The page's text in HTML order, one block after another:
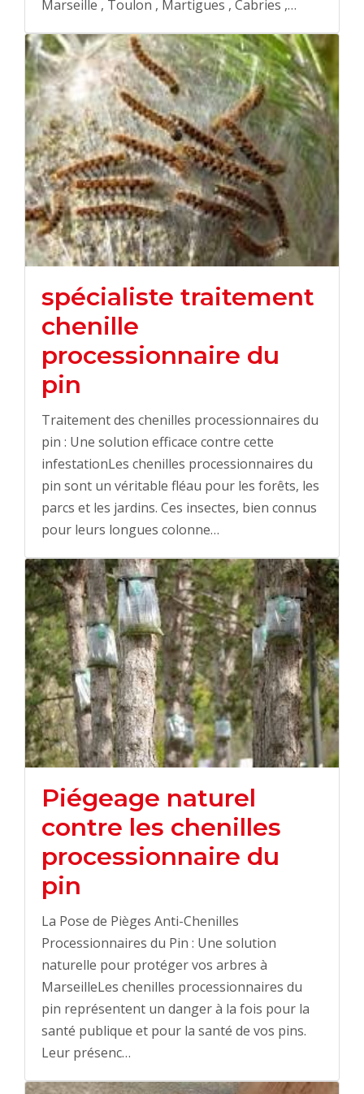
Marseille , Toulon , Martigues , Cabries ,…
spécialiste traitement
chenille
processionnaire du
pin
Traitement des chenilles processionnaires du
pin : Une solution efficace contre cette
infestationLes chenilles processionnaires du
pin sont un véritable fléau pour les forêts, les
parcs et les jardins. Ces insectes, bien connus
pour leurs longues colonne…
Piégeage naturel
contre les chenilles
processionnaire du
pin
La Pose de Pièges Anti-Chenilles
Processionnaires du Pin : Une solution
naturelle pour protéger vos arbres à
MarseilleLes chenilles processionnaires du
pin représentent un danger à la fois pour la
santé publique et pour la santé de vos pins.
Leur présenc…